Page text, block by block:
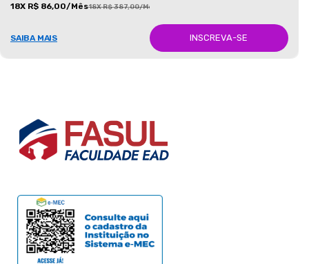
18X R$ 86,00/Mês18X R$ 387,00/Mês
SAIBA MAIS INSCREVA-SE